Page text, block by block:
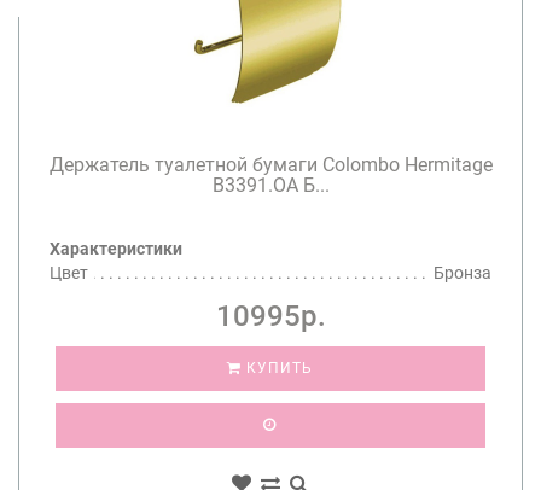
Держатель туалетной бумаги Colombo Hermitage
B3391.OA Б...
Характеристики
Цвет
Бронза
10995р.
КУПИТЬ